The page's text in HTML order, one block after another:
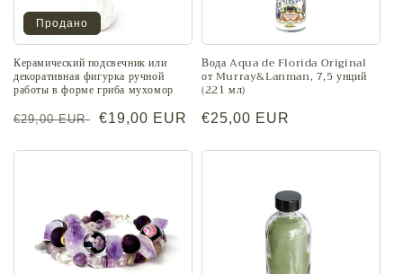
я
:
Продано
Керамический подсвечник или
декоративная фигурка ручной
работы в форме гриба мухомор
Обычная
€29,00 EUR
Цена
€19,00 EUR
Вода Aqua de Florida Original
от Murray&Lanman, 7,5 унций
(221 мл)
Обычная
€25,00 EUR